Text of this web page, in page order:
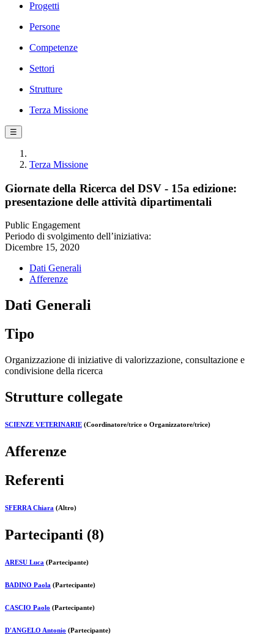
Progetti
Persone
Competenze
Settori
Strutture
Terza Missione
☰
Terza Missione
Giornate della Ricerca del DSV - 15a edizione:
presentazione delle attività dipartimentali
Public Engagement
Periodo di svolgimento dell’iniziativa:
Dicembre 15, 2020
Dati Generali
Afferenze
Dati Generali
Tipo
Organizzazione di iniziative di valorizzazione, consultazione e
condivisione della ricerca
Strutture collegate
SCIENZE VETERINARIE (Coordinatore/trice o Organizzatore/trice)
Afferenze
Referenti
SFERRA Chiara (Altro)
Partecipanti (8)
ARESU Luca (Partecipante)
BADINO Paola (Partecipante)
CASCIO Paolo (Partecipante)
D'ANGELO Antonio (Partecipante)